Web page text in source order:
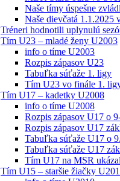
Naše tímy úspešne
Naše dievčatá 1.1.2025
Tréneri hodnotili uplynulú
Tím U23 – mladé ženy U2003
info o tíme U2003
Rozpis zápasov U23
Tabuľka súťaže 1. ligy
Tím U23 vo finále 1.
Tím U17 – kadetky U2008
info o tíme U2008
Rozpis zápasov U17 o
Rozpis zápasov U17
Tabuľka súťaže U17 o
Tabuľka súťaže U17
Tím U17 na MSR
Tím U15 – staršie žiačky